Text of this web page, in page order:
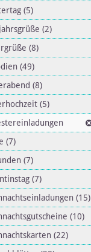
(5)
(2)
(8)
(49)
(8)
(5)
(7)
(7)
(7)
(15)
(10)
(22)